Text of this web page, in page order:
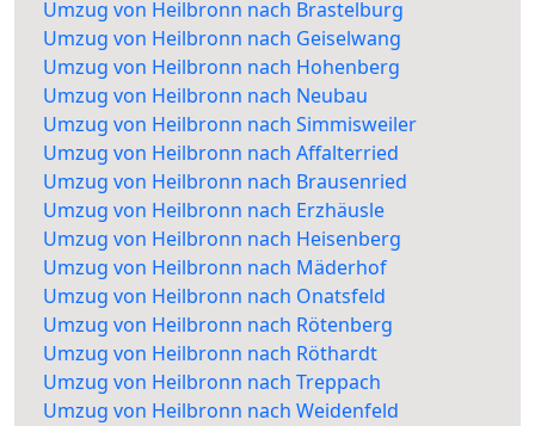
Umzug von Heilbronn nach Brastelburg
Umzug von Heilbronn nach Geiselwang
Umzug von Heilbronn nach Hohenberg
Umzug von Heilbronn nach Neubau
Umzug von Heilbronn nach Simmisweiler
Umzug von Heilbronn nach Affalterried
Umzug von Heilbronn nach Brausenried
Umzug von Heilbronn nach Erzhäusle
Umzug von Heilbronn nach Heisenberg
Umzug von Heilbronn nach Mäderhof
Umzug von Heilbronn nach Onatsfeld
Umzug von Heilbronn nach Rötenberg
Umzug von Heilbronn nach Röthardt
Umzug von Heilbronn nach Treppach
Umzug von Heilbronn nach Weidenfeld